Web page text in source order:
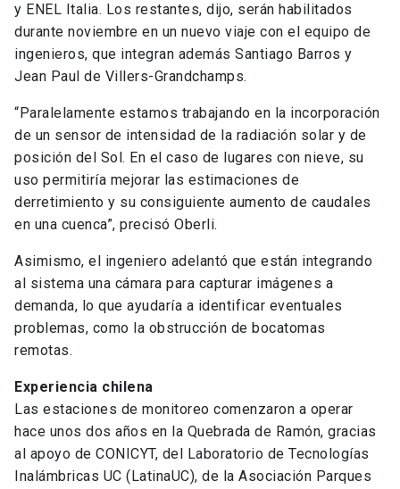
y ENEL Italia. Los restantes, dijo, serán habilitados
durante noviembre en un nuevo viaje con el equipo de
ingenieros, que integran además Santiago Barros y
Jean Paul de Villers-Grandchamps.
“Paralelamente estamos trabajando en la incorporación
de un sensor de intensidad de la radiación solar y de
posición del Sol. En el caso de lugares con nieve, su
uso permitiría mejorar las estimaciones de
derretimiento y su consiguiente aumento de caudales
en una cuenca”, precisó Oberli.
Asimismo, el ingeniero adelantó que están integrando
al sistema una cámara para capturar imágenes a
demanda, lo que ayudaría a identificar eventuales
problemas, como la obstrucción de bocatomas
remotas.
Experiencia chilena
Las estaciones de monitoreo comenzaron a operar
hace unos dos años en la Quebrada de Ramón, gracias
al apoyo de CONICYT, del Laboratorio de Tecnologías
Inalámbricas UC (LatinaUC), de la Asociación Parques